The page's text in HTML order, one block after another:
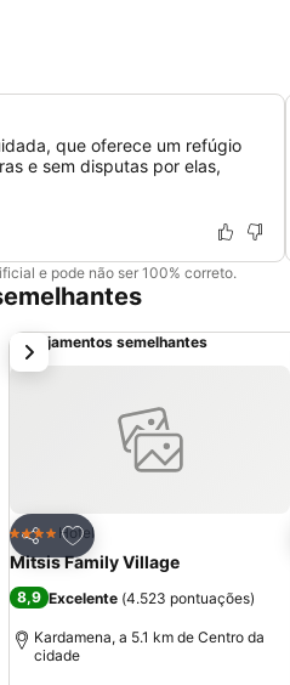
que oferece um refúgio
e sem disputas por elas,
e pode não ser 100% correto.
Alojamentos semelhantes
Partilhar
Adicionar aos favoritos
4 EstrelasHotel
Mitsis Family Village
8,9 Excelente (4.523 pontuações)
Kardamena, a 5.1 km de Centro da
cidade
próximo